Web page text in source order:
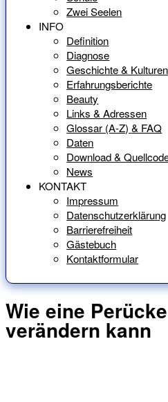
Zwei Seelen
INFO
Definition
Diagnose
Geschichte & Kulturen
Erfahrungsberichte
Beauty
Links & Adressen
Glossar (A-Z) & FAQ
Daten
Download &
News
KONTAKT
Impressum
Datenschutzerklärung
Barrierefreiheit
Gästebuch
Kontaktformular
Wie eine
verändern kann